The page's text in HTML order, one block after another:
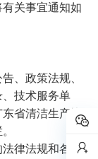
关事宜通知如
、政策法规、
技术服务单
省清洁生产协
律法规和各种